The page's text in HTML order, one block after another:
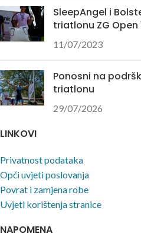
SleepAngel i
triatlonu ZG Open
11/07/2023
Ponosni na
triatlonu
29/07/2026
LINKOVI
Privatnost podataka
Opći uvjeti poslovanja
Povrat i zamjena robe
Uvjeti korištenja stranice
NAPOMENA